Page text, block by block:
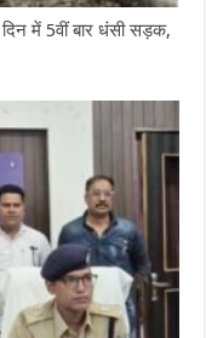
में 5वीं बार धंसी सड़क,